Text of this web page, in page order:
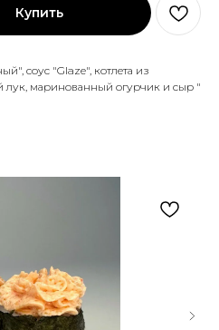
Купить
соус "Glaze", котлета из
маринованный огурчик и сыр "